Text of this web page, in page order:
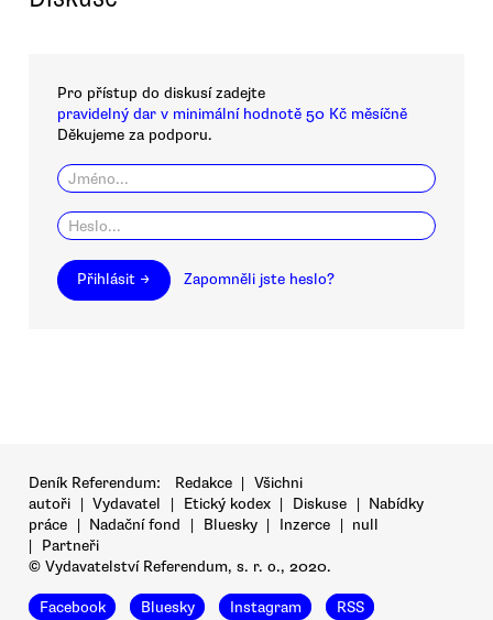
Pro přístup do diskusí zadejte
pravidelný dar v minimální hodnotě 50 Kč měsíčně
Děkujeme za podporu.
Přihlásit → Zapomněli jste heslo?
Deník Referendum: Redakce | Všichni
autoři | Vydavatel | Etický kodex | Diskuse | Nabídky
práce | Nadační fond | Bluesky | Inzerce | null
|
Partneři
© Vydavatelství Referendum, s. r. o., 2020.
Facebook Bluesky Instagram RSS